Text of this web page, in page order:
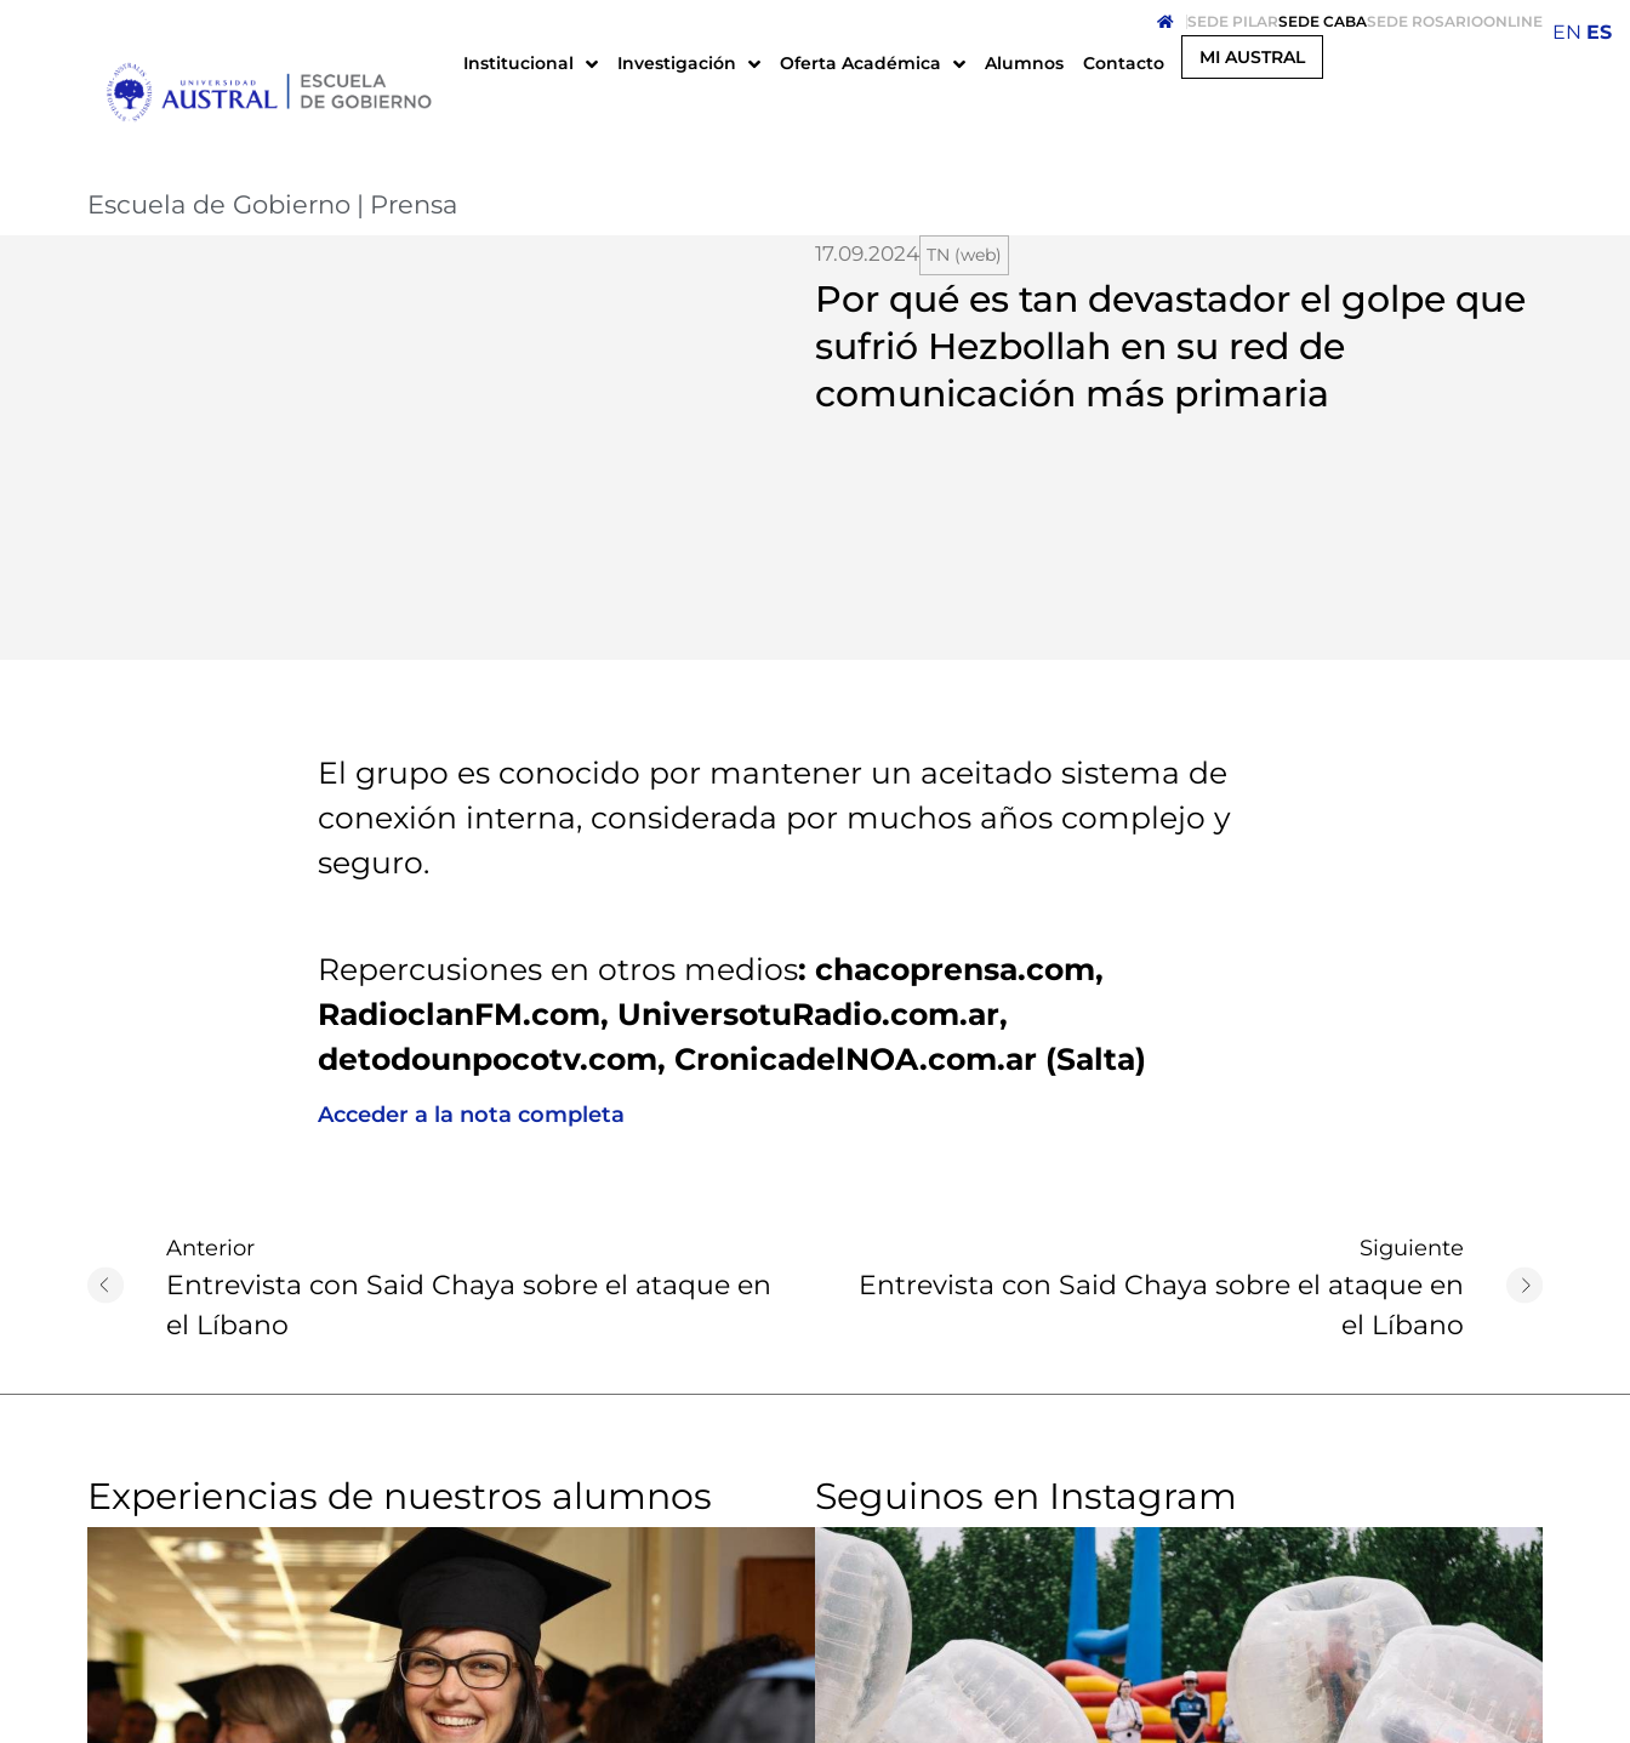
SEDE PILARSEDE CABASEDE ROSARIOONLINE
Institucional Investigación Oferta Académica Alumnos Contacto MI AUSTRAL
Escuela de Gobierno | Prensa
17.09.2024 TN (web)
Por qué es tan devastador el golpe que
sufrió Hezbollah en su red de
comunicación más primaria
El grupo es conocido por mantener un aceitado sistema de
conexión interna, considerada por muchos años complejo y
seguro.
Repercusiones en otros medios: chacoprensa.com,
RadioclanFM.com, UniversotuRadio.com.ar,
detodounpocotv.com, CronicadelNOA.com.ar (Salta)
Acceder a la nota completa
Anterior
Entrevista con Said Chaya sobre el ataque en
el Líbano
Siguiente
Entrevista con Said Chaya sobre el ataque en
el Líbano
Experiencias de nuestros alumnos​ Seguinos en Instagram
EN ES